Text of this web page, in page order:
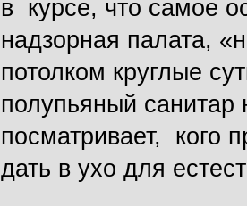
в курсе, что самое
надзорная палата,
потолком круглые
полупьяный
посматривает, кого
дать в ухо для